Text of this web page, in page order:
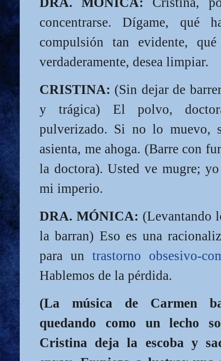
concentrarse. Dígame, qué
compulsión tan evidente,
verdaderamente, desea limpiar.
CRISTINA: (Sin dejar de
y trágica) El polvo,
pulverizado. Si no lo muevo,
asienta, me ahoga. (Barre con
la doctora). Usted ve mugre;
mi imperio.
DRA. MÓNICA: (Levantando
la barran) Eso es una
para un trastorno obsesivo-
Hablemos de la pérdida.
(La música de Carmen
quedando como un lecho
Cristina deja la escoba y